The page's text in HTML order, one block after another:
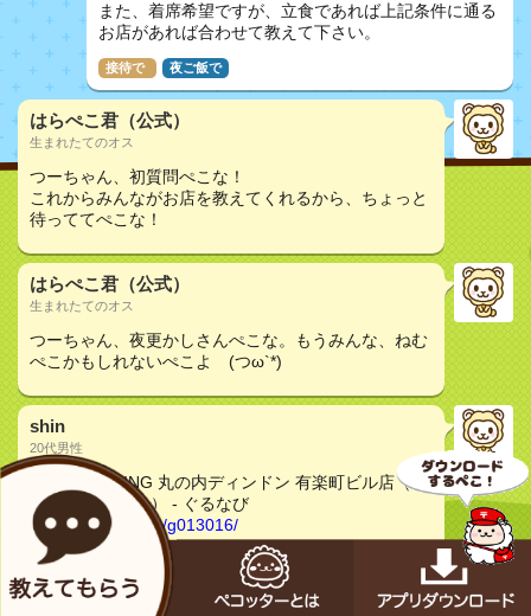
また、着席希望ですが、立食であれば上記条件に通る
お店があれば合わせて教えて下さい。
接待で 夜ご飯で
はらぺこ君（公式）
生まれたてのオス
つーちゃん、初質問ぺこな！
これからみんながお店を教えてくれるから、ちょっと
待っててぺこな！
はらぺこ君（公式）
生まれたてのオス
つーちゃん、夜更かしさんぺこな。もうみんな、ねむ
ぺこかもしれないぺこよ (つω`*)
shin
20代男性
GRILL＆DINING 丸の内ディンドン 有楽町ビル店（メ
ニュー/クーポン） - ぐるなび
http://r.gnavi.co.jp/g013016/
80名で着席で貸切できるこちらのお店いかがでしょ
う？
洋食メニューに飲み放題ついたコースは3000円代から